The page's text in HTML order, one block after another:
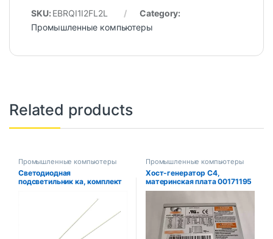
SKU: EBRQI1I2FL2L
Category:
Промышленные компьютеры
Related products
Промышленные компьютеры
Светодиодная
подсветильник ка, комплект
регулируемая светодиодная
подсветка для 15-24
дюймового ЖК-монитора,
универсальная
подсветильник ка
Промышленные компьютеры
Хост-генератор C4,
материнская плата 00171195
, сетевая карта 00161120 ,
радиатор, блок питания
00171202